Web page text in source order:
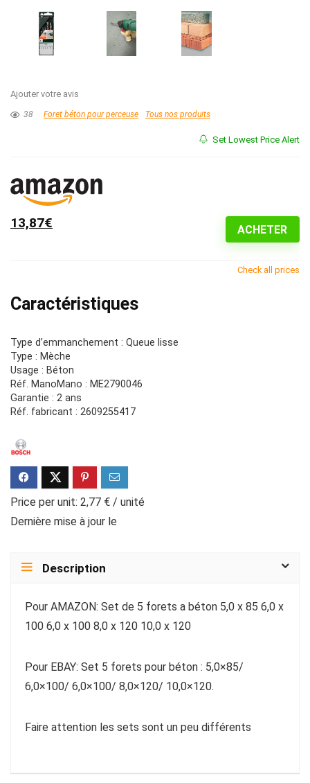
Ajouter votre avis
38 Foret béton pour perceuse Tous nos produits
Set Lowest Price Alert
ACHETER
13,87€
Check all prices
Caractéristiques
Type d’emmanchement : Queue lisse
Type : Mèche
Usage : Béton
Réf. ManoMano : ME2790046
Garantie : 2 ans
Réf. fabricant : 2609255417
Price per unit: 2,77 € / unité
Dernière mise à jour le
Description
Pour AMAZON: Set de 5 forets a béton 5,0 x 85 6,0 x
100 6,0 x 100 8,0 x 120 10,0 x 120
Pour EBAY: Set 5 forets pour béton : 5,0×85/
6,0×100/ 6,0×100/ 8,0×120/ 10,0×120.
Faire attention les sets sont un peu différents